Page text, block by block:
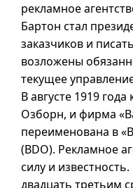
рекламное
Бартон стал
заказчиков и
возложены
текущее
В августе 1919
Озборн, и фирма
переименована в
(BDO). Рекламное
силу и
двадцать третьим